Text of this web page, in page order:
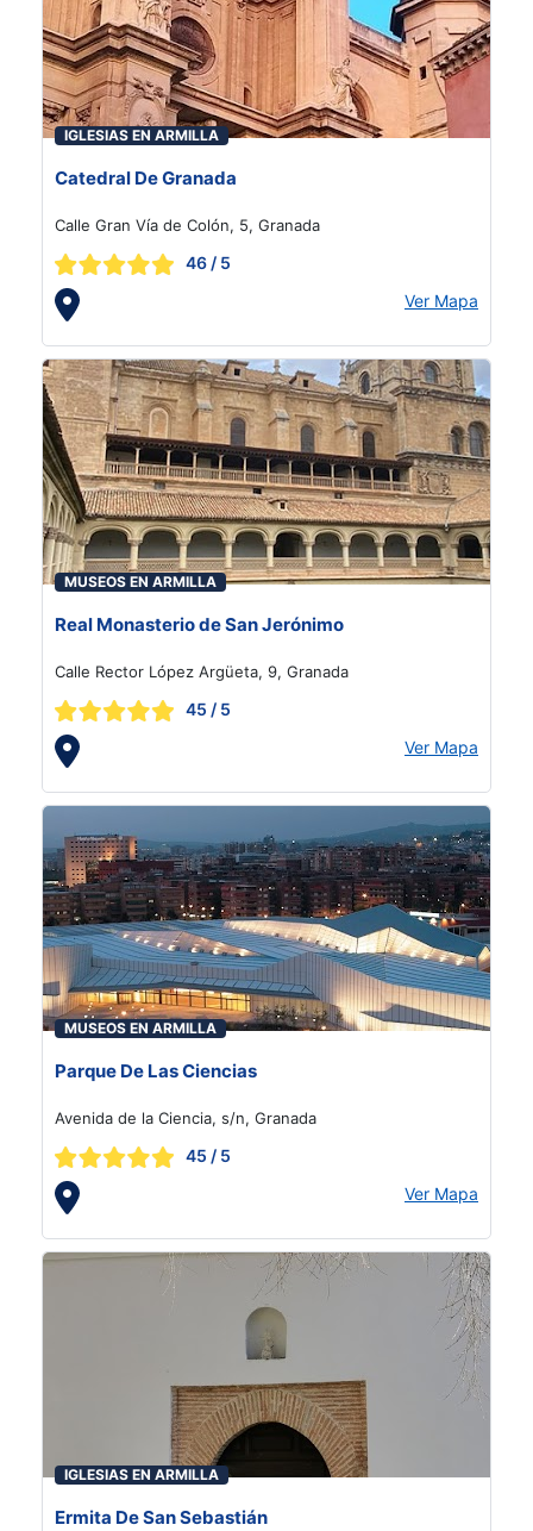
IGLESIAS EN ARMILLA
Catedral De Granada
Calle Gran Vía de Colón, 5, Granada
46 / 5
Ver Mapa
MUSEOS EN ARMILLA
Real Monasterio de San Jerónimo
Calle Rector López Argüeta, 9, Granada
45 / 5
Ver Mapa
MUSEOS EN ARMILLA
Parque De Las Ciencias
Avenida de la Ciencia, s/n, Granada
45 / 5
Ver Mapa
IGLESIAS EN ARMILLA
Ermita De San Sebastián